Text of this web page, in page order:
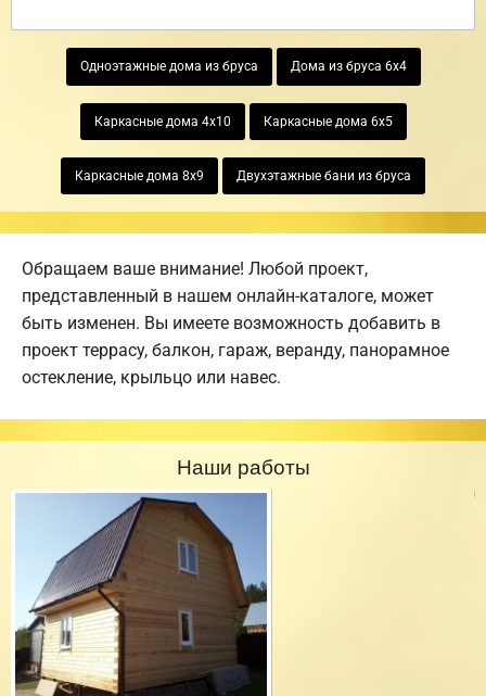
Одноэтажные дома из бруса Дома из бруса 6х4
Каркасные дома 4х10 Каркасные дома 6х5
Каркасные дома 8х9 Двухэтажные бани из бруса
Обращаем ваше внимание! Любой проект,
представленный в нашем онлайн-каталоге, может
быть изменен. Вы имеете возможность добавить в
проект террасу, балкон, гараж, веранду, панорамное
остекление, крыльцо или навес.
Наши работы